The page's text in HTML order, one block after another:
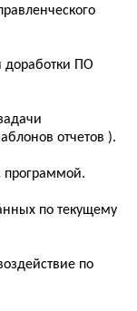
доработки ПО
отчетов ).
программой.
по текущему
по